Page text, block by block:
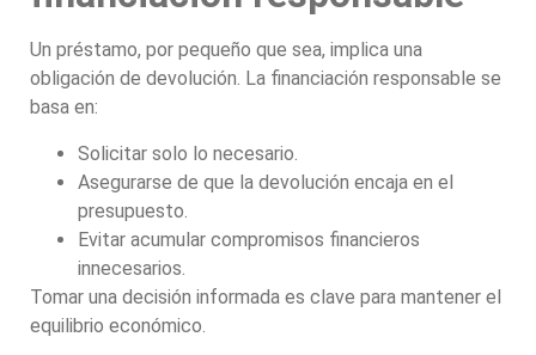
Un préstamo, por pequeño que sea, implica una
obligación de devolución. La financiación responsable se
basa en:
Solicitar solo lo necesario.
Asegurarse de que la devolución encaja en el
presupuesto.
Evitar acumular compromisos financieros
innecesarios.
Tomar una decisión informada es clave para mantener el
equilibrio económico.